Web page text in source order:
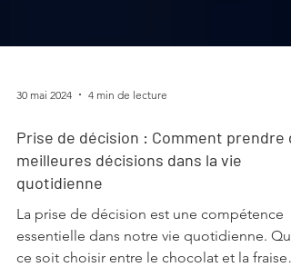
30 mai 2024 4 min de lecture
Prise de décision : Comment prendre
meilleures décisions dans la vie
quotidienne
La prise de décision est une compétence